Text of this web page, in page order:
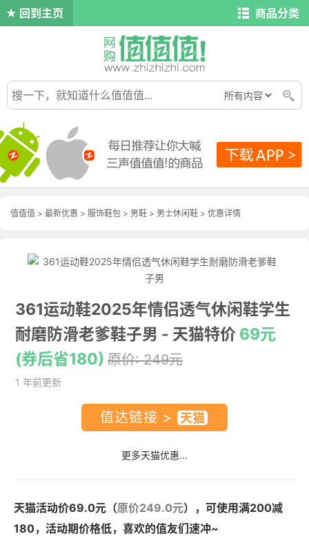
回到主页 商品分类
值值值 > 最新优惠 > 服饰鞋包 > 男鞋 > 男士休闲鞋 > 优惠详情
361运动鞋2025年情侣透气休闲鞋学生
耐磨防滑老爹鞋子男 - 天猫特价 69元
(券后省180) 原价: 249元
1 年前更新
值达链接 >
更多天猫优惠...
天猫活动价69.0元（原价249.0元），可使用满200减
180，活动期价格低，喜欢的值友们速冲~